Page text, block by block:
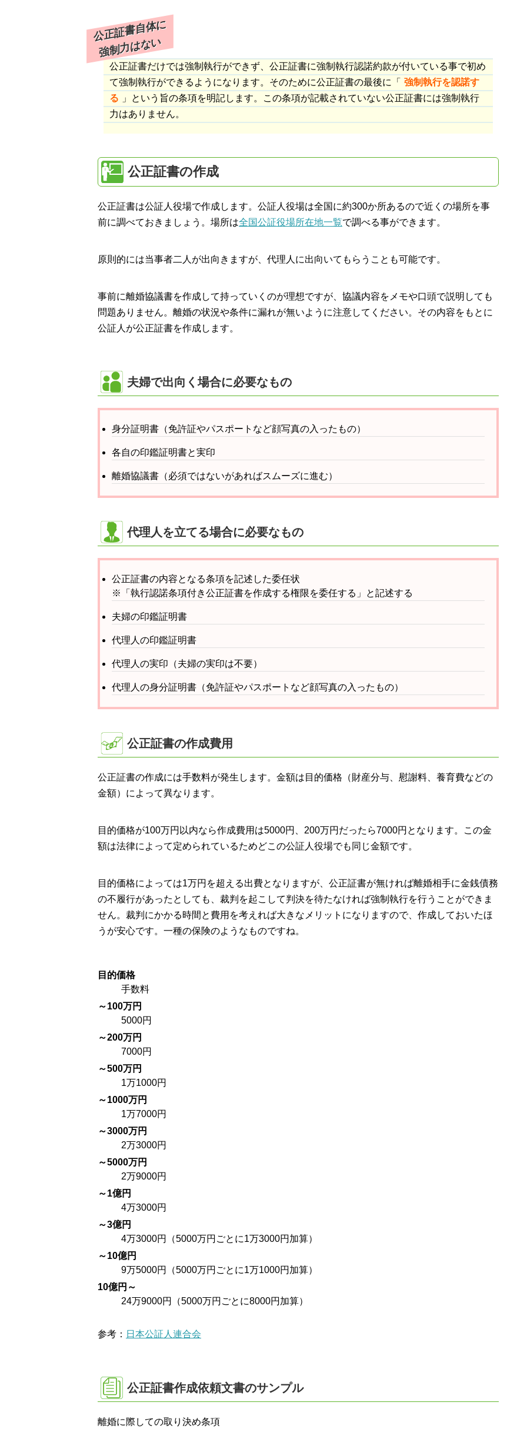
公正証書自体に
強制力はない
公正証書だけでは強制執行ができず、公正証書に強制執行認諾約款が付いている事で初め
て強制執行ができるようになります。そのために公正証書の最後に「
強制執行を認諾す
る
」という旨の条項を明記します。この条項が記載されていない公正証書には強制執行
力はありません。
公正証書の作成
公正証書は公証人役場で作成します。公証人役場は全国に約300か所あるので近くの場所を事
前に調べておきましょう。場所は全国公証役場所在地一覧で調べる事ができます。
原則的には当事者二人が出向きますが、代理人に出向いてもらうことも可能です。
事前に離婚協議書を作成して持っていくのが理想ですが、協議内容をメモや口頭で説明しても
問題ありません。離婚の状況や条件に漏れが無いように注意してください。その内容をもとに
公証人が公正証書を作成します。
夫婦で出向く場合に必要なもの
身分証明書（免許証やパスポートなど顔写真の入ったもの）
各自の印鑑証明書と実印
離婚協議書（必須ではないがあればスムーズに進む）
代理人を立てる場合に必要なもの
公正証書の内容となる条項を記述した委任状
※「執行認諾条項付き公正証書を作成する権限を委任する」と記述する
夫婦の印鑑証明書
代理人の印鑑証明書
代理人の実印（夫婦の実印は不要）
代理人の身分証明書（免許証やパスポートなど顔写真の入ったもの）
公正証書の作成費用
公正証書の作成には手数料が発生します。金額は目的価格（財産分与、慰謝料、養育費などの
金額）によって異なります。
目的価格が100万円以内なら作成費用は5000円、200万円だったら7000円となります。この金
額は法律によって定められているためどこの公証人役場でも同じ金額です。
目的価格によっては1万円を超える出費となりますが、公正証書が無ければ離婚相手に金銭債務
の不履行があったとしても、裁判を起こして判決を待たなければ強制執行を行うことができま
せん。裁判にかかる時間と費用を考えれば大きなメリットになりますので、作成しておいたほ
うが安心です。一種の保険のようなものですね。
目的価格
手数料
～100万円
5000円
～200万円
7000円
～500万円
1万1000円
～1000万円
1万7000円
～3000万円
2万3000円
～5000万円
2万9000円
～1億円
4万3000円
～3億円
4万3000円（5000万円ごとに1万3000円加算）
～10億円
9万5000円（5000万円ごとに1万1000円加算）
10億円～
24万9000円（5000万円ごとに8000円加算）
参考： 日本公証人連合会
公正証書作成依頼文書のサンプル
離婚に際しての取り決め条項